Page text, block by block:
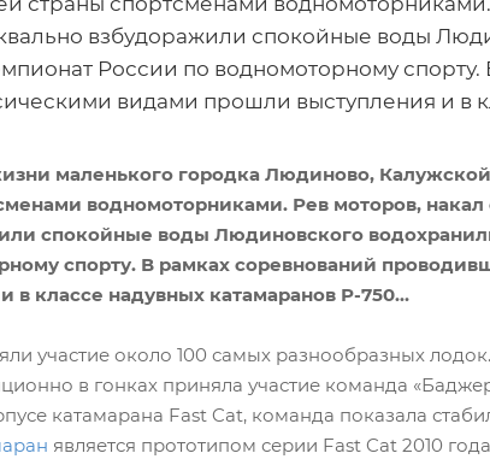
взбудоражили спокойные воды
России по водномоторному
видами прошли выступления и в
маленького городка Людиново,
водномоторниками. Рев моторов,
спокойные воды Людиновского
спорту. В рамках соревнований
в классе надувных катамаранов Р-750…
участие около 100 самых разнообразных
в гонках приняла участие команда
катамарана Fast Cat, команда показала
является прототипом серии Fast Cat 2010